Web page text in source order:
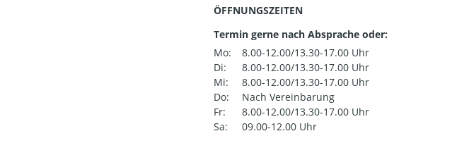
ÖFFNUNGSZEITEN
Termin gerne nach Absprache oder:
Mo:
8.00-12.00/13.30-17.00 Uhr
Di:
8.00-12.00/13.30-17.00 Uhr
Mi:
8.00-12.00/13.30-17.00 Uhr
Do:
Nach Vereinbarung
Fr:
8.00-12.00/13.30-17.00 Uhr
Sa:
09.00-12.00 Uhr